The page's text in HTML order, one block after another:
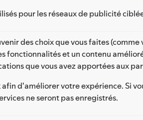
pour les réseaux de publicité
des choix que vous faites
fonctionnalités et un contenu
que vous avez apportées aux
d'améliorer votre expérience. Si
ne seront pas enregistrés.